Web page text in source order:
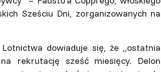
Sześciu Dni, zorganizowanych na
dowiaduje się, że ,,ostatnia
rekrutację sześć miesięcy. Delon